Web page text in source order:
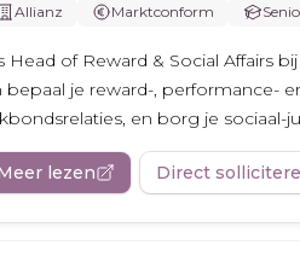
Allianz Marktconform
Head of Reward & Social Affairs
bepaal je reward-, performance-
en borg je sociaal-
lezen Direct